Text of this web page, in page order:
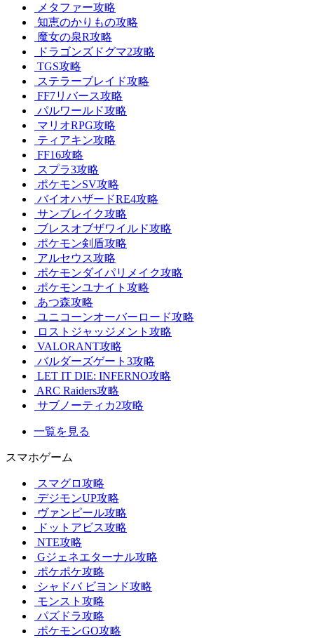
メタファー攻略
知恵のかりもの攻略
魔女の泉R攻略
ドラゴンズドグマ2攻略
TGS攻略
ステラーブレイド攻略
FF7リバース攻略
パルワールド攻略
マリオRPG攻略
ティアキン攻略
FF16攻略
スプラ3攻略
ポケモンSV攻略
バイオハザードRE4攻略
サンブレイク攻略
ブレスオブザワイルド攻略
ポケモン剣盾攻略
アルセウス攻略
ポケモンダイパリメイク攻略
ポケモンユナイト攻略
あつ森攻略
ユニコーンオーバーロード攻略
ロストジャッジメント攻略
VALORANT攻略
バルダーズゲート3攻略
LET IT DIE: INFERNO攻略
ARC Raiders攻略
サブノーティカ2攻略
一覧を見る
スマホゲーム
スマグロ攻略
デジモンUP攻略
ヴァンピール攻略
ドットアビス攻略
NTE攻略
Gジェネエターナル攻略
ポケポケ攻略
シャドバ ビヨンド攻略
モンスト攻略
パズドラ攻略
ポケモンGO攻略